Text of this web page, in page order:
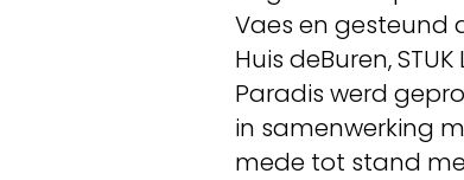
Vaes en gesteund
Huis deBuren,
Paradis werd
in samenwerking
mede tot stand